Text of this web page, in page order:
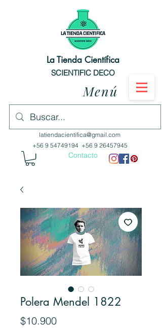
La Tienda Científica
SCIENTIFIC DECO
Menú
latiendacientifica@gmail.com
+56 9 54749194 +56 9 26457945
Contacto
Polera Mendel 1822
$10.900Precio